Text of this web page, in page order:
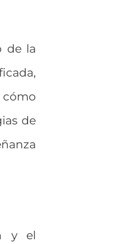
de la
de
y el